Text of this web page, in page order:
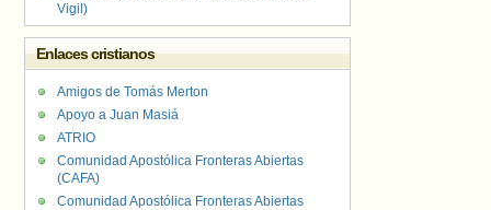
Vigil)
Enlaces cristianos
Amigos de Tomás Merton
Apoyo a Juan Masiá
ATRIO
Comunidad Apostólica Fronteras Abiertas
(CAFA)
Comunidad Apostólica Fronteras Abiertas